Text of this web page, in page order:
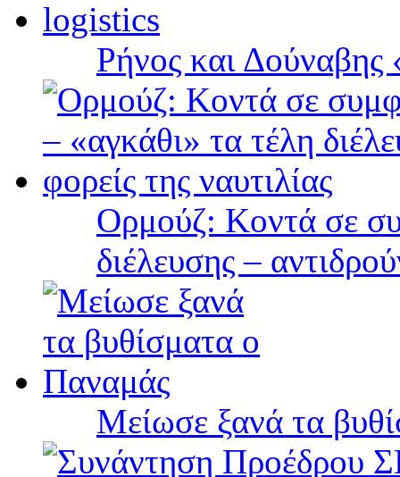
Ρήνος και
Ορμούζ: Κοντά σε
διέλευσης –
Μείωσε ξανά τα